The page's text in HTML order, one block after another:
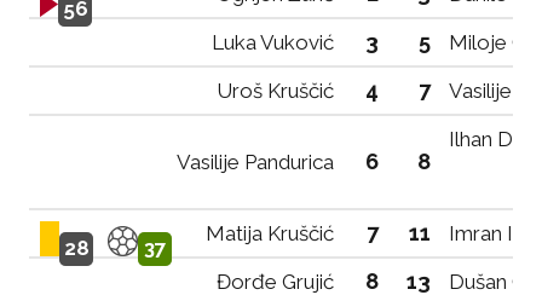
56
Luka Vuković
3 5
Miloje
Uroš Kruščić
4 7 Vasilije
Vasilije Pandurica 6 8
Ilhan
28 37
Matija Kruščić 7 11
Imran
Đorđe Grujić
8 13
Dušan